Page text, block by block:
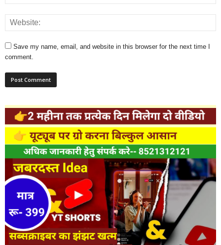
Save my name, email, and website in this browser for the next time I
comment.